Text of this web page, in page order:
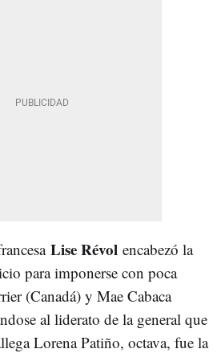
Lise Révol encabezó la
para imponerse con poca
(Canadá) y Mae Cabaca
al liderato de la general que
Lorena Patiño, octava, fue la